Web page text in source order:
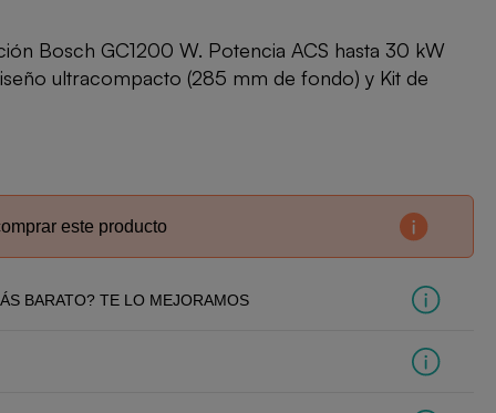
Bosch GC1200 W. Potencia ACS hasta 30 kW
ultracompacto (285 mm de fondo) y Kit de
este producto
BARATO? TE LO MEJORAMOS